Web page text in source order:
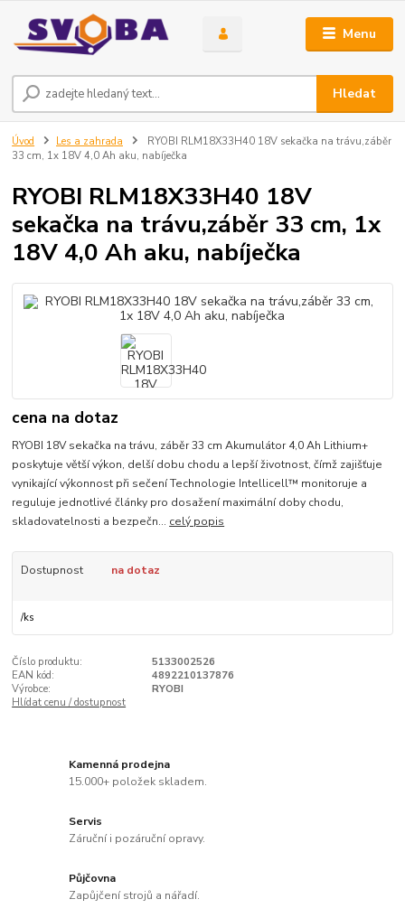
Menu
Hledat
Úvod Les a zahrada
RYOBI RLM18X33H40 18V sekačka na trávu,záběr
33 cm, 1x 18V 4,0 Ah aku, nabíječka
RYOBI RLM18X33H40 18V
sekačka na trávu,záběr 33 cm, 1x
18V 4,0 Ah aku, nabíječka
cena na dotaz
RYOBI 18V sekačka na trávu, záběr 33 cm Akumulátor 4,0 Ah Lithium+
poskytuje větší výkon, delší dobu chodu a lepší životnost, čímž zajišťuje
vynikající výkonnost při sečení Technologie Intellicell™ monitoruje a
reguluje jednotlivé články pro dosažení maximální doby chodu,
skladovatelnosti a bezpečn... celý popis
Dostupnost na dotaz
/ks
Číslo produktu:
5133002526
EAN kód:
4892210137876
Výrobce:
RYOBI
Hlídat cenu / dostupnost
Kamenná prodejna
15.000+ položek skladem.
Servis
Záruční i pozáruční opravy.
Půjčovna
Zapůjčení strojů a nářadí.